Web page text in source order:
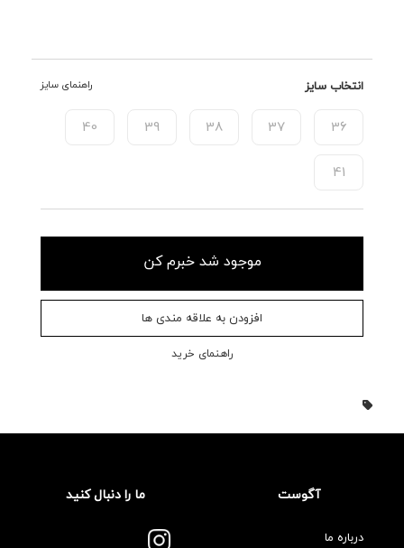
انتخاب سایز راهنمای سایز
36
37
38
39
40
41
موجود شد خبرم کن
افزودن به علاقه مندی ها
راهنمای خرید
آگوست
درباره ما
ما را دنبال کنید